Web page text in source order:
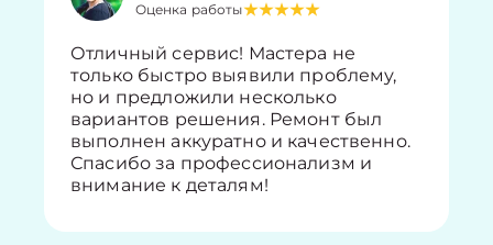
Оценка работы
Отличный сервис! Мастера не
только быстро выявили проблему,
но и предложили несколько
вариантов решения. Ремонт был
выполнен аккуратно и качественно.
Спасибо за профессионализм и
внимание к деталям!